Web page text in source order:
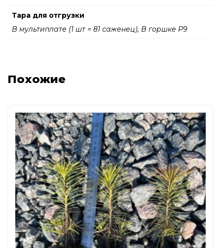
Тара для отгрузки
В мультиплате (1 шт = 81 саженец), В горшке Р9
Похожие